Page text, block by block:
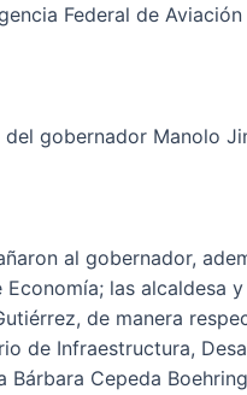
Federal de
gobernador Manolo
al gobernador,
las alcaldesa
de manera
de Infraestructura,
Bárbara Cepeda